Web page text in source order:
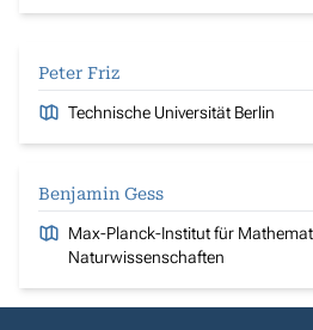
Peter Friz
Technische Universität Berlin
Benjamin Gess
Max-Planck-Institut für
Naturwissenschaften